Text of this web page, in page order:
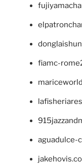
fiamc-
aguadulce-